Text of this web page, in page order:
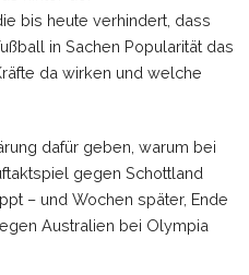
bis heute verhindert, dass
in Sachen Popularität das
da wirken und welche
dafür geben, warum bei
gegen Schottland
– und Wochen später, Ende
Australien bei Olympia